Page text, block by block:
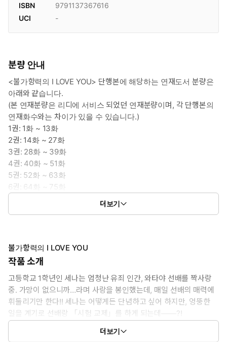
ISBN
9791137367616
UCI
-
분량 안내
<불가항력의 I LOVE YOU> 단행본에 해당하는 연재도서 분량은
아래와 같습니다.
(본 연재분량은 리디에 서비스 되었던 연재분량이며, 각 단행본의
연재화수와는 차이가 있을 수 있습니다.)
1권: 1화 ~ 13화
2권: 14화 ~ 27화
3권: 28화 ~ 39화
4권: 40화 ~ 51화
5권: 52화 ~ 63화
6권: 64화 ~ 75화
더보기
불가항력의 I LOVE YOU
작품 소개
고등학교 1학년인 세나는 엄청난 유죄 인간, 와타야 선배를 짝사랑
중. 가망이 없으니까…라며 사랑을 봉인했는데, 매일 선배의 매력에
휘둘리기만 한다!! 세나는 어떻게든 단념하고 싶어 하지만, 엉뚱한
일을 계기로 선배랑 「시험 교제」를 하게 되는데――?!
FUKAKORYOKU NO I LOVE YOU © 2023 by Mizuki
더보기